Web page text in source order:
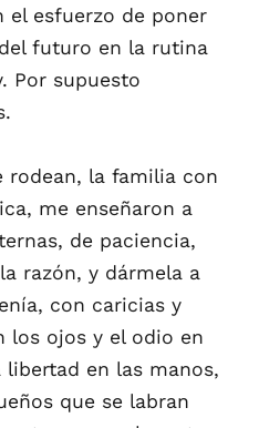
el esfuerzo de poner
futuro en la rutina
Por supuesto
rodean, la familia con
me enseñaron a
de paciencia,
razón, y dármela a
con caricias y
los ojos y el odio en
en las manos,
que se labran